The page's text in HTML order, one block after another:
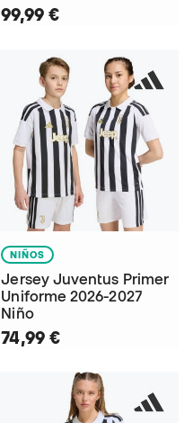
99,99 €
NIÑOS
Jersey Juventus Primer
Uniforme 2026-2027
Niño
74,99 €